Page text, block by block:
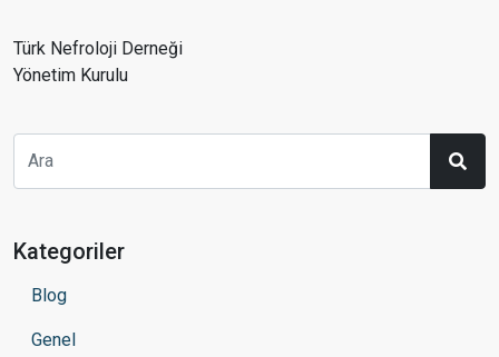
Kategoriler
Blog
Genel
Türk Nefroloji Derneği
Yönetim Kurulu